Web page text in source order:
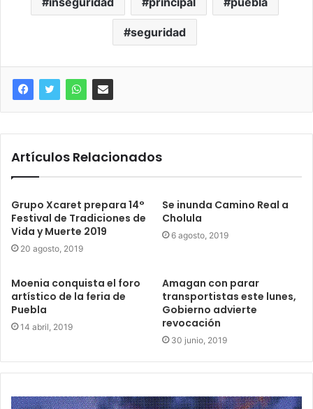
seguridad
Artículos Relacionados
Grupo Xcaret prepara 14°
Festival de Tradiciones de
Vida y Muerte 2019
20 agosto, 2019
Se inunda Camino Real a
Cholula
6 agosto, 2019
Moenia conquista el foro
artístico de la feria de
Puebla
14 abril, 2019
Amagan con parar
transportistas este lunes,
Gobierno advierte
revocación
30 junio, 2019